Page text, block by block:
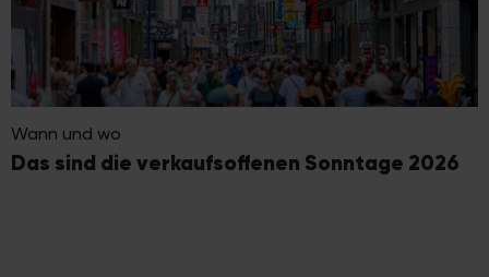
Wann und wo
Das sind die verkaufsoffenen Sonntage 2026